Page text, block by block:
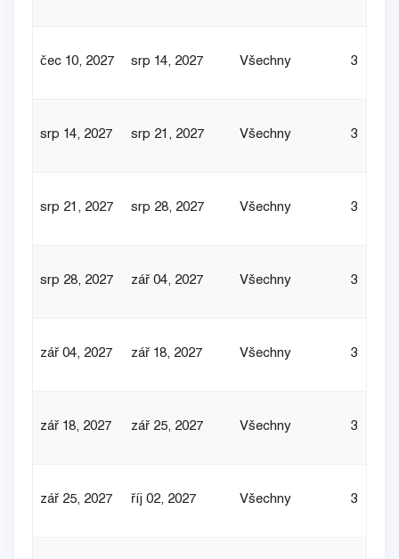
čec 10, 2027 srp 14, 2027 Všechny 3
srp 14, 2027 srp 21, 2027 Všechny 3
srp 21, 2027 srp 28, 2027 Všechny 3
srp 28, 2027 zář 04, 2027 Všechny 3
zář 04, 2027 zář 18, 2027 Všechny 3
zář 18, 2027 zář 25, 2027 Všechny 3
zář 25, 2027 říj 02, 2027 Všechny 3